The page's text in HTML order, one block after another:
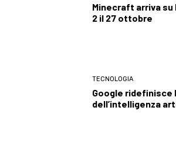
Minecraft arriva
2 il 27 ottobre
TECNOLOGIA
Google ridefinisce
dell’intelligenza